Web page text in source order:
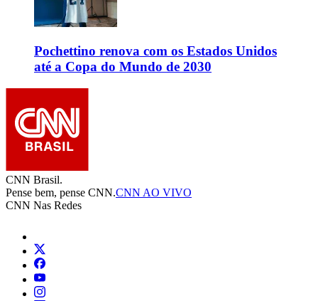
Pochettino renova com os Estados Unidos
até a Copa do Mundo de 2030
CNN Brasil.
Pense bem, pense CNN.CNN AO VIVO
CNN Nas Redes